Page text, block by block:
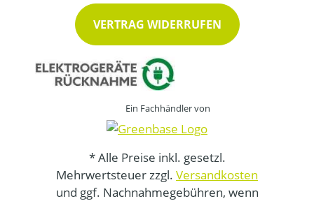
VERTRAG WIDERRUFEN
Ein Fachhändler von
* Alle Preise inkl. gesetzl.
Mehrwertsteuer zzgl. Versandkosten
und ggf. Nachnahmegebühren, wenn